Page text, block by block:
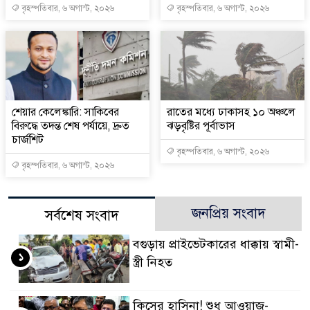
বৃহস্পতিবার, ৬ অগাস্ট, ২০২৬ বৃহস্পতিবার, ৬ অগাস্ট, ২০২৬
শেয়ার কেলেঙ্কারি: সাকিবের
বিরুদ্ধে তদন্ত শেষ পর্যায়ে, দ্রুত
চার্জশিট
বৃহস্পতিবার, ৬ অগাস্ট, ২০২৬
রাতের মধ্যে ঢাকাসহ ১০ অঞ্চলে
ঝড়বৃষ্টির পূর্বাভাস
বৃহস্পতিবার, ৬ অগাস্ট, ২০২৬
সর্বশেষ সংবাদ জনপ্রিয় সংবাদ
বগুড়ায় প্রাইভেটকারের ধাক্কায় স্বামী-
স্ত্রী নিহত
১
কিসের হাসিনা! শুধু আওয়াজ-